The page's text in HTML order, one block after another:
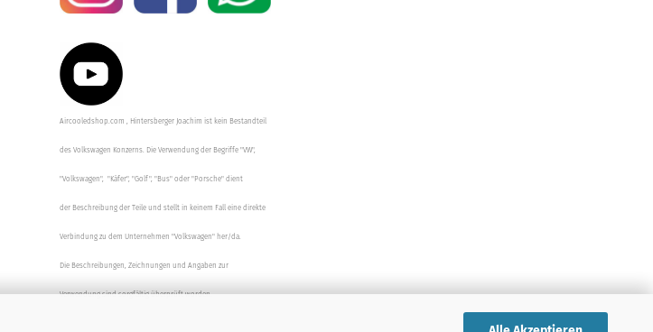
Aircooledshop.com , Hintersberger Joachim ist kein Bestandteil
des Volkswagen Konzerns. Die Verwendung der Begriffe "VW",
"Volkswagen", "Käfer", "Golf", "Bus" oder "Porsche" dient
der Beschreibung der Teile und stellt in keinem Fall eine direkte
Verbindung zu dem Unternehmen "Volkswagen" her/da.
Die Beschreibungen, Zeichnungen und Angaben zur
Verwendung sind sorgfältig überprüft worden.